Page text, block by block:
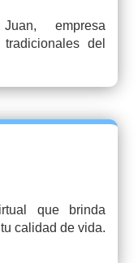
empresa
del
que brinda
calidad de vida.